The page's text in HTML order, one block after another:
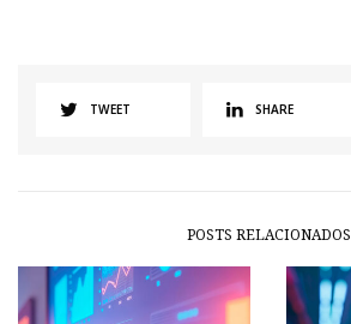
TWEET SHARE
POSTS RELACIONADOS